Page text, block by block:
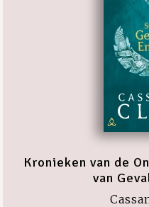
Kronieken van de
van